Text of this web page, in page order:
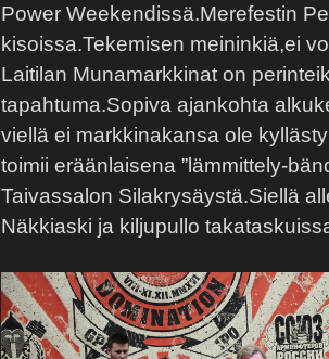
Power Weekendissä.Merefestin
kisoissa.Tekemisen meininkiä,ei
Laitilan Munamarkkinat on
tapahtuma.Sopiva ajankohta
viellä ei markkinakansa ole
toimii eräänlaisena ”lämmittely-
Taivassalon Silakrysäystä.Siellä
Näkkiaski ja kiljupullo